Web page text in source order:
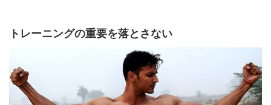
トレーニングの重要を落とさない